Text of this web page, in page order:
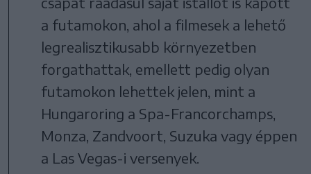
a futamokon, ahol a filmesek a lehető
legrealisztikusabb környezetben
forgathattak, emellett pedig olyan
futamokon lehettek jelen, mint a
Hungaroring a Spa-Francorchamps,
Monza, Zandvoort, Suzuka vagy éppen
a Las Vegas-i versenyek.